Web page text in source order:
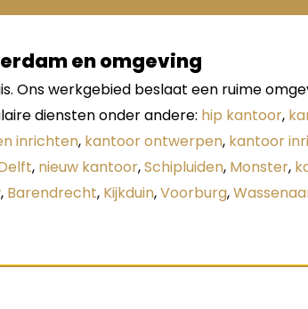
en omgeving
Ons werkgebied beslaat een ruime
diensten onder andere: hip kantoor,
inrichten, kantoor ontwerpen, kantoor
, nieuw kantoor,Schipluiden, Monster,
, Barendrecht, Kijkduin,Voorburg,